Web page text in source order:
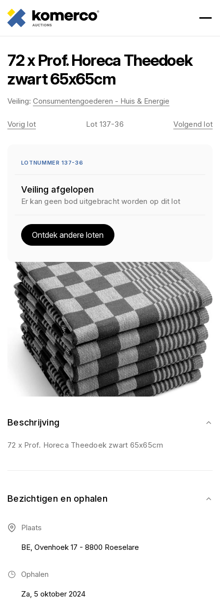
72 x Prof. Horeca Theedoek
zwart 65x65cm
Veiling: Consumentengoederen - Huis & Energie
Beschrijving
72 x Prof. Horeca Theedoek zwart 65x65cm
Bezichtigen en ophalen
Plaats
BE, Ovenhoek 17 - 8800 Roeselare
Ophalen
Za, 5 oktober 2024
Vorig lot Lot 137-36 Volgend lot
LOTNUMMER 137-36
Veiling afgelopen
Er kan geen bod uitgebracht worden op dit lot
Ontdek andere loten